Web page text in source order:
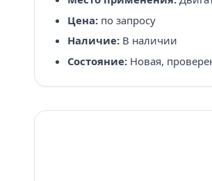
Цена:по запросу
Наличие:В наличии
Состояние:Новая,